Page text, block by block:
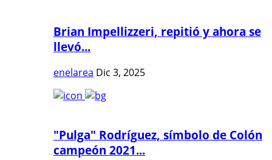
Brian Impellizzeri, repitió y ahora se
llevó...
enelarea Dic 3, 2025
"Pulga" Rodríguez, símbolo de Colón
campeón 2021...